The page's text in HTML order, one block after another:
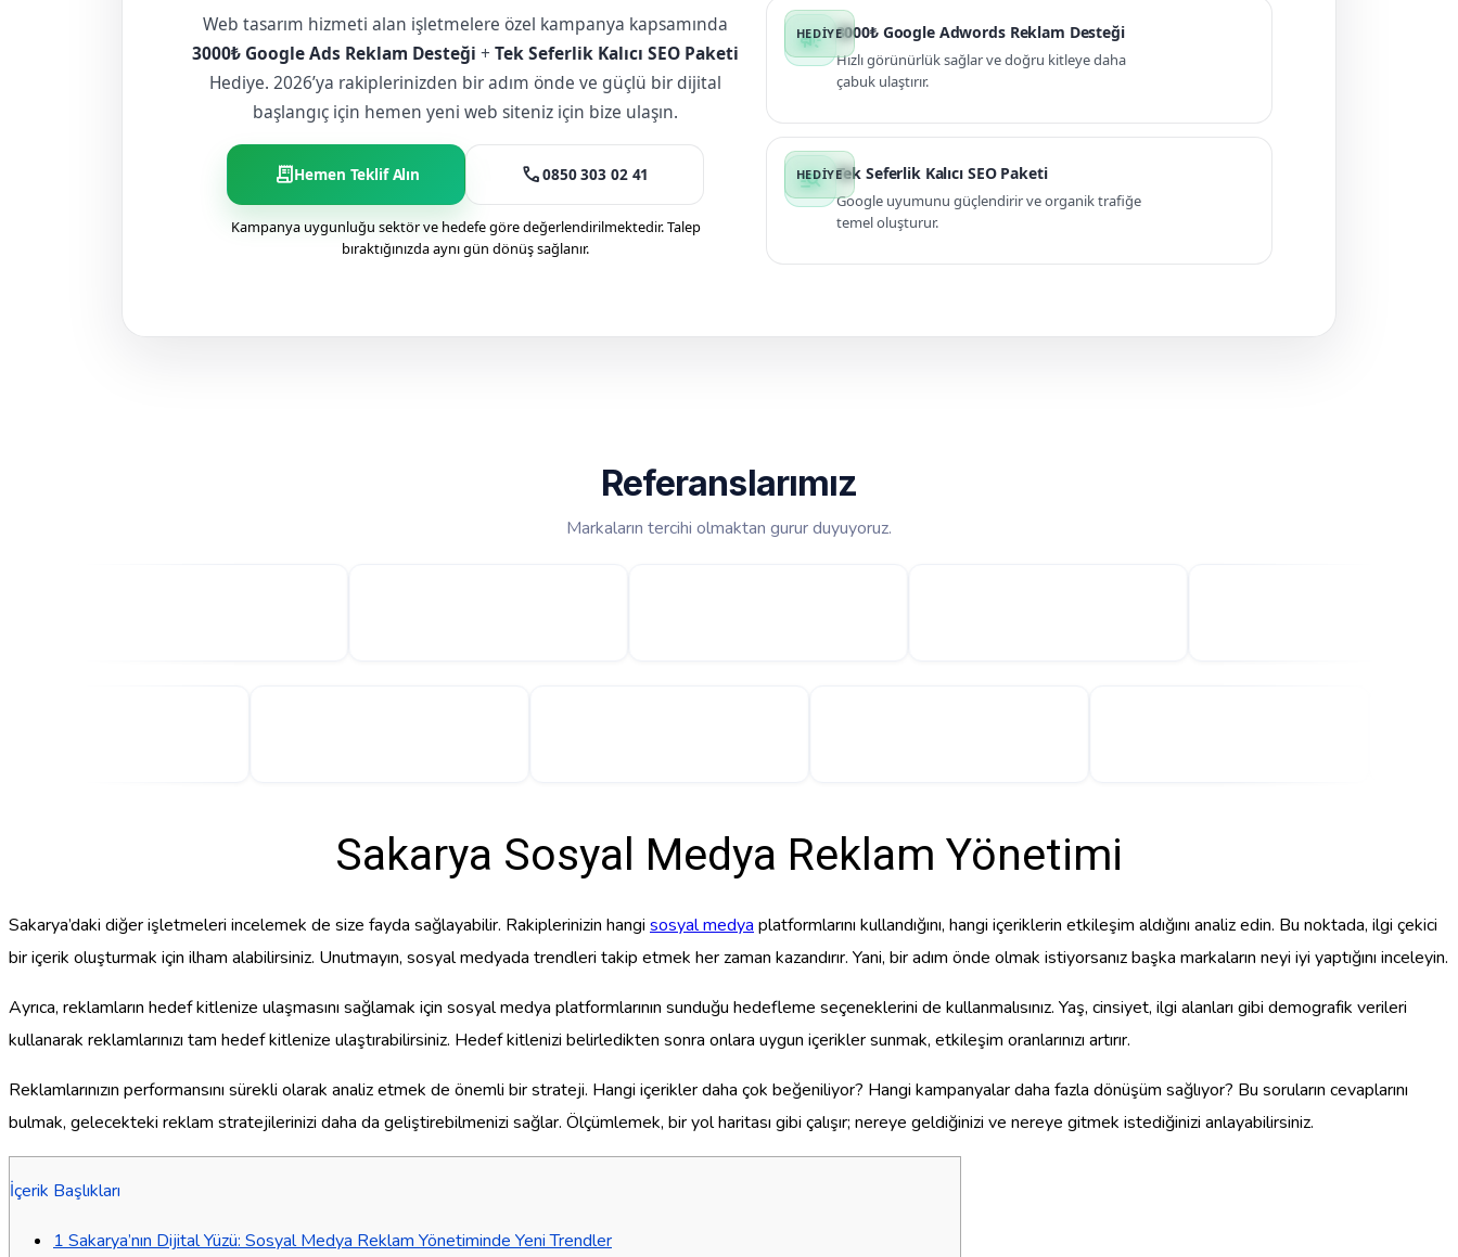
Web tasarım hizmeti alan işletmelere özel kampanya kapsamında
3000₺ Google Ads Reklam Desteği +Tek Seferlik Kalıcı SEO Paketi
Hediye. 2026’ya rakiplerinizden bir adım önde ve güçlü bir dijital
başlangıç için hemen yeni web siteniz için bize ulaşın.
receipt_longHemen Teklif Alın call0850 303 02 41
Kampanya uygunluğu sektör ve hedefe göre değerlendirilmektedir. Talep
bıraktığınızda aynı gün dönüş sağlanır.
campaign 3000₺ Google Adwords Reklam Desteği
Hızlı görünürlük sağlar ve doğru kitleye daha
çabuk ulaştırır.
manage_search Tek Seferlik Kalıcı SEO Paketi
Google uyumunu güçlendirir ve organik trafiğe
temel oluşturur.
Referanslarımız
Markaların tercihi olmaktan gurur duyuyoruz.
Sakarya Sosyal Medya Reklam Yönetimi
Sakarya’daki diğer işletmeleri incelemek de size fayda sağlayabilir. Rakiplerinizin hangi sosyal medya platformlarını kullandığını, hangi içeriklerin etkileşim aldığını analiz edin. Bu noktada, ilgi çekici
bir içerik oluşturmak için ilham alabilirsiniz. Unutmayın, sosyal medyada trendleri takip etmek her zaman kazandırır. Yani, bir adım önde olmak istiyorsanız başka markaların neyi iyi yaptığını inceleyin.
Ayrıca, reklamların hedef kitlenize ulaşmasını sağlamak için sosyal medya platformlarının sunduğu hedefleme seçeneklerini de kullanmalısınız. Yaş, cinsiyet, ilgi alanları gibi demografik verileri
kullanarak reklamlarınızı tam hedef kitlenize ulaştırabilirsiniz. Hedef kitlenizi belirledikten sonra onlara uygun içerikler sunmak, etkileşim oranlarınızı artırır.
Reklamlarınızın performansını sürekli olarak analiz etmek de önemli bir strateji. Hangi içerikler daha çok beğeniliyor? Hangi kampanyalar daha fazla dönüşüm sağlıyor? Bu soruların cevaplarını
bulmak, gelecekteki reklam stratejilerinizi daha da geliştirebilmenizi sağlar. Ölçümlemek, bir yol haritası gibi çalışır; nereye geldiğinizi ve nereye gitmek istediğinizi anlayabilirsiniz.
İçerik Başlıkları
1 Sakarya’nın Dijital Yüzü: Sosyal Medya Reklam Yönetiminde Yeni Trendler